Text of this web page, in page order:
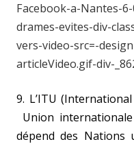
Facebook-a-Nantes-
drames-evites-div-
vers-video-src=-
articleVideo.gif-div-
9. L’ITU
Union
dépend des Nations